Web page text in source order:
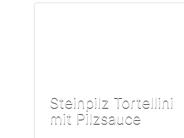
Steinpilz Tortellini
mit Pilzsauce